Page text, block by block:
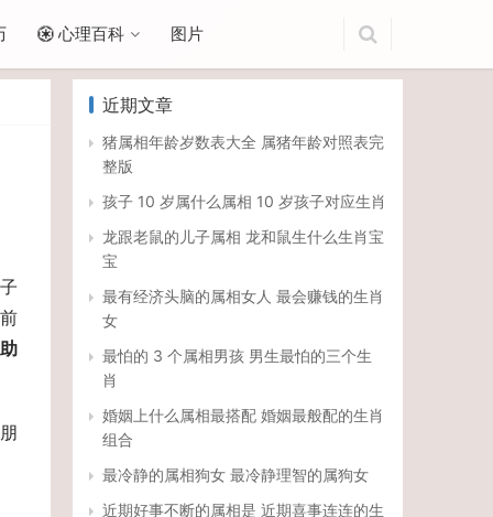
心理百科 图片
助
近期文章
猪属相年龄岁数表大全 属猪年龄对照表完
整版
孩子 10 岁属什么属相 10 岁孩子对应生肖
龙跟老鼠的儿子属相 龙和鼠生什么生肖宝
宝
最有经济头脑的属相女人 最会赚钱的生肖
女
最怕的 3 个属相男孩 男生最怕的三个生
肖
婚姻上什么属相最搭配 婚姻最般配的生肖
组合
最冷静的属相狗女 最冷静理智的属狗女
近期好事不断的属相是 近期喜事连连的生